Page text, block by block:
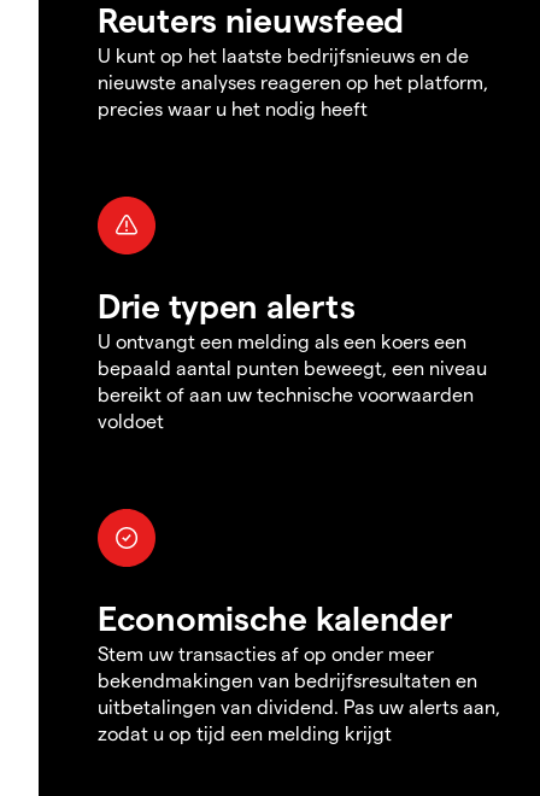
Reuters nieuwsfeed
U kunt op het laatste bedrijfsnieuws en de
nieuwste analyses reageren op het platform,
precies waar u het nodig heeft
Drie typen alerts
U ontvangt een melding als een koers een
bepaald aantal punten beweegt, een niveau
bereikt of aan uw technische voorwaarden
voldoet
Economische kalender
Stem uw transacties af op onder meer
bekendmakingen van bedrijfsresultaten en
uitbetalingen van dividend. Pas uw alerts aan,
zodat u op tijd een melding krijgt